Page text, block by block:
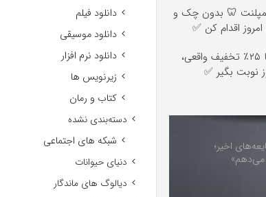
ایمپلنت 🦷 بدون چک و
اقدام کن ✅
ایمپلنت دندان با ۲۵٪ تخفیف واقعی،
نوبت بگیر ✅
اخیر؛
می‌دهم»
دانلود فیلم
دانلود موسیقی
دانلود نرم افزار
زیرنویس ها
کتاب و رمان
دسته‌بندی نشده
شبکه های اجتماعی
دنیای حیوانات
دیالوگ های ماندگار